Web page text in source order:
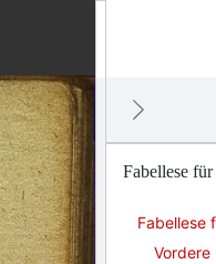
Fabellese
Fabellese
Vordere